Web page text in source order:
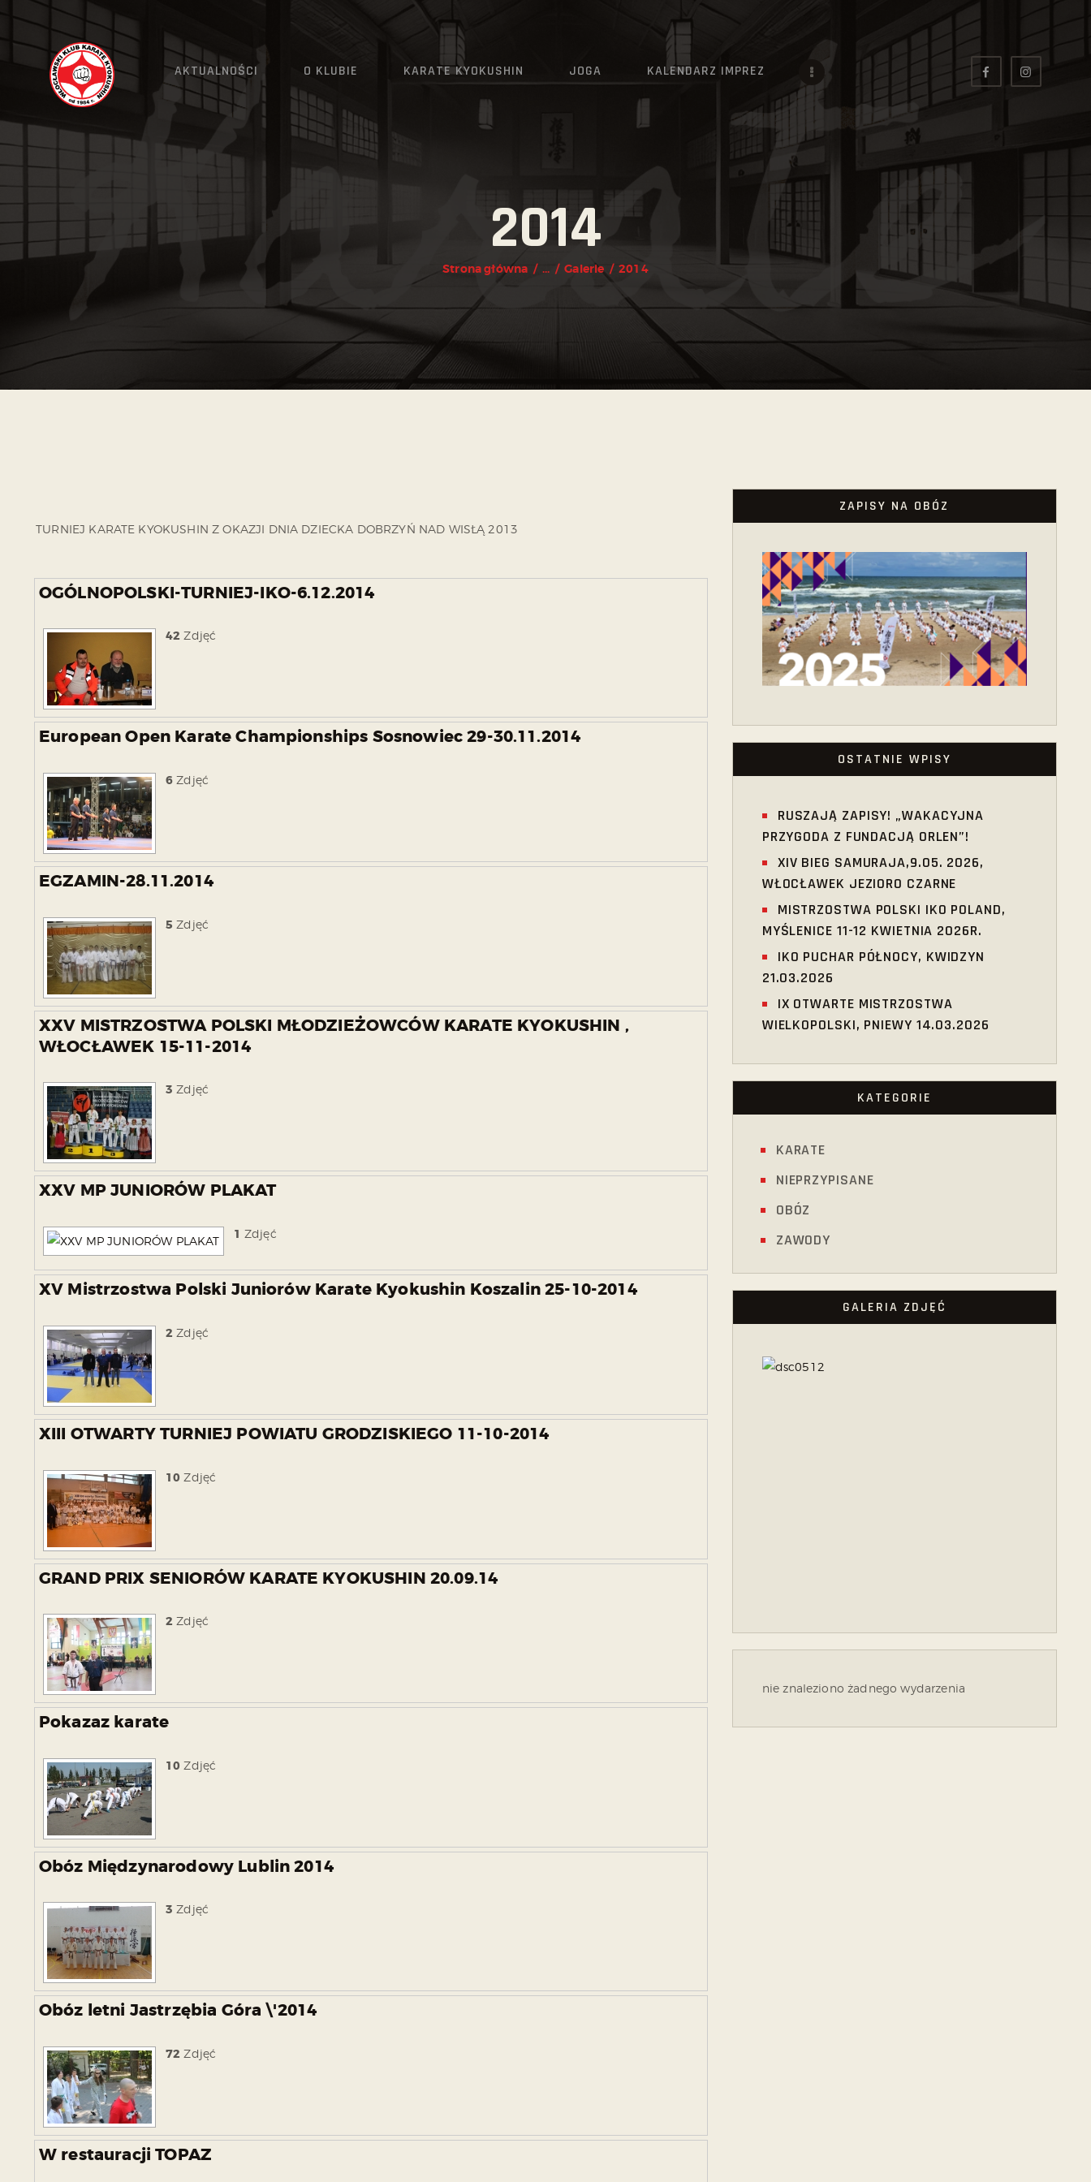
AKTUALNOŚCI O KLUBIE KARATE KYOKUSHIN JOGA KALENDARZ IMPREZ
2014
Strona główna ... Galerie 2014
AKTUALNOŚCI
O KLUBIE
KARATE KYOKUSHIN
JOGA
ZAPISY
KONTAKT
TURNIEJ KARATE KYOKUSHIN Z OKAZJI DNIA DZIECKA DOBRZYŃ NAD WISŁĄ 2013
OGÓLNOPOLSKI-TURNIEJ-IKO-6.12.2014
42 Zdjęć
European Open Karate Championships Sosnowiec 29-30.11.2014
6 Zdjęć
EGZAMIN-28.11.2014
5 Zdjęć
XXV MISTRZOSTWA POLSKI MŁODZIEŻOWCÓW KARATE KYOKUSHIN ,
WŁOCŁAWEK 15-11-2014
3 Zdjęć
XXV MP JUNIORÓW PLAKAT
1 Zdjęć
XV Mistrzostwa Polski Juniorów Karate Kyokushin Koszalin 25-10-2014
2 Zdjęć
XIII OTWARTY TURNIEJ POWIATU GRODZISKIEGO 11-10-2014
10 Zdjęć
GRAND PRIX SENIORÓW KARATE KYOKUSHIN 20.09.14
2 Zdjęć
Pokazaz karate
10 Zdjęć
Obóz Międzynarodowy Lublin 2014
3 Zdjęć
Obóz letni Jastrzębia Góra \'2014
72 Zdjęć
W restauracji TOPAZ
ZAPISY NA OBÓZ
OSTATNIE WPISY
RUSZAJĄ ZAPISY! „WAKACYJNA
PRZYGODA Z FUNDACJĄ ORLEN”!
XIV BIEG SAMURAJA,9.05. 2026,
WŁOCŁAWEK JEZIORO CZARNE
MISTRZOSTWA POLSKI IKO POLAND,
MYŚLENICE 11-12 KWIETNIA 2026R.
IKO PUCHAR PÓŁNOCY, KWIDZYN
21.03.2026
IX OTWARTE MISTRZOSTWA
WIELKOPOLSKI, PNIEWY 14.03.2026
KATEGORIE
KARATE
NIEPRZYPISANE
OBÓZ
ZAWODY
GALERIA ZDJĘĆ
nie znaleziono żadnego wydarzenia